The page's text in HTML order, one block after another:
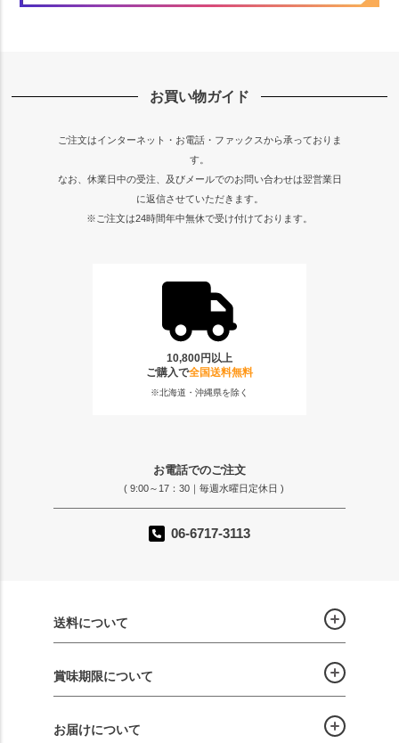
お買い物ガイド
ご注文はインターネット・お電話・ファックスから承っておりま
す。
なお、休業日中の受注、及びメールでのお問い合わせは翌営業日
に返信させていただきます。
※ご注文は24時間年中無休で受け付けております。
10,800円以上
ご購入で全国送料無料
※北海道・沖縄県を除く
お電話でのご注文
( 9:00～17：30｜毎週水曜日定休日 )
06-6717-3113
送料について
賞味期限について
お届けについて